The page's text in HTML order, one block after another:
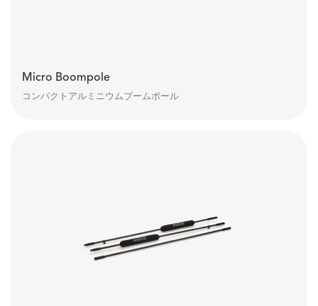
Micro Boompole
コンパクトアルミニウムブームポール